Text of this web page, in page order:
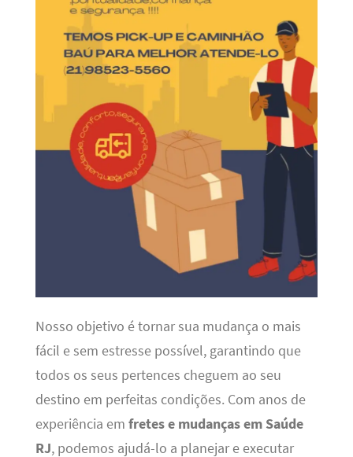
Nosso objetivo é tornar sua mudança o mais
fácil e sem estresse possível, garantindo que
todos os seus pertences cheguem ao seu
destino em perfeitas condições. Com anos de
experiência em fretes e mudanças em Saúde
RJ, podemos ajudá-lo a planejar e executar